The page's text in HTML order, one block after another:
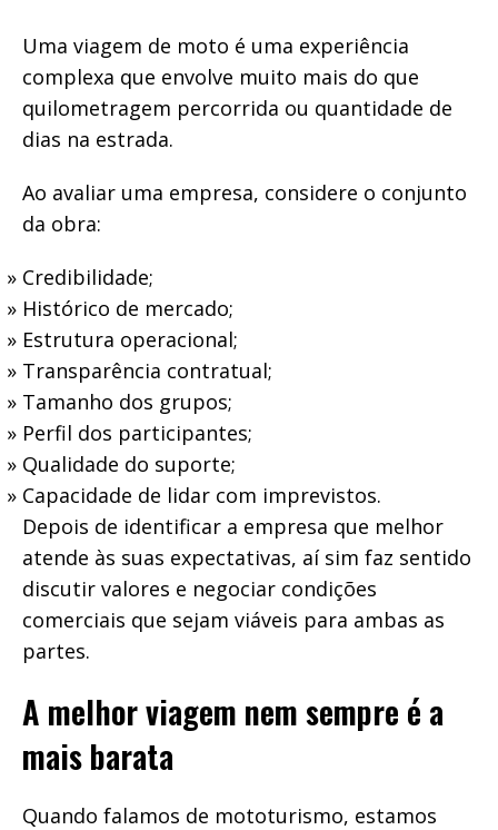
Uma viagem de moto é uma experiência
complexa que envolve muito mais do que
quilometragem percorrida ou quantidade de
dias na estrada.
Ao avaliar uma empresa, considere o conjunto
da obra:
Credibilidade;
Histórico de mercado;
Estrutura operacional;
Transparência contratual;
Tamanho dos grupos;
Perfil dos participantes;
Qualidade do suporte;
Capacidade de lidar com imprevistos.
Depois de identificar a empresa que melhor
atende às suas expectativas, aí sim faz sentido
discutir valores e negociar condições
comerciais que sejam viáveis para ambas as
partes.
A melhor viagem nem sempre é a
mais barata
Quando falamos de mototurismo, estamos